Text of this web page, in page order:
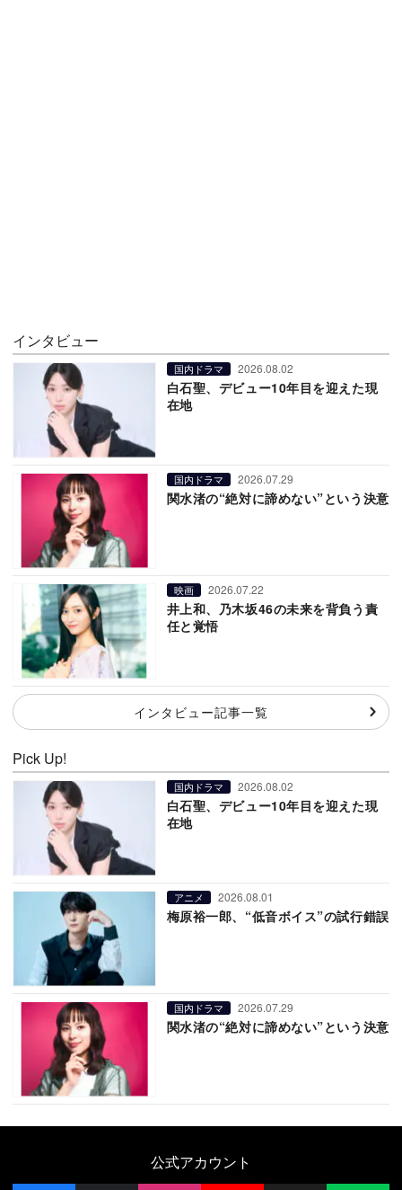
インタビュー
国内ドラマ 2026.08.02
白石聖、デビュー10年目を迎えた現
在地
国内ドラマ 2026.07.29
関水渚の“絶対に諦めない”という決意
映画 2026.07.22
井上和、乃木坂46の未来を背負う責
任と覚悟
インタビュー記事一覧
Pick Up!
国内ドラマ 2026.08.02
白石聖、デビュー10年目を迎えた現
在地
アニメ 2026.08.01
梅原裕一郎、“低音ボイス”の試行錯誤
国内ドラマ 2026.07.29
関水渚の“絶対に諦めない”という決意
公式アカウント